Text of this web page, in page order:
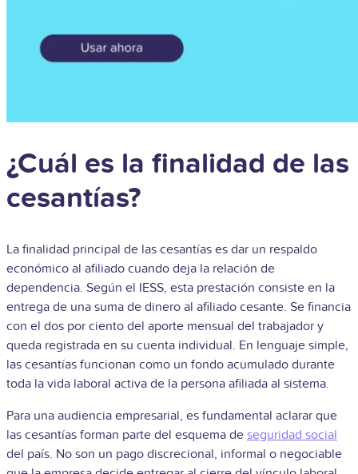
¿Cuál es la finalidad de las
cesantías?
La finalidad principal de las cesantías es dar un respaldo
económico al afiliado cuando deja la relación de
dependencia. Según el IESS, esta prestación consiste en la
entrega de una suma de dinero al afiliado cesante. Se financia
con el dos por ciento del aporte mensual del trabajador y
queda registrada en su cuenta individual. En lenguaje simple,
las cesantías funcionan como un fondo acumulado durante
toda la vida laboral activa de la persona afiliada al sistema.
Para una audiencia empresarial, es fundamental aclarar que
las cesantías forman parte del esquema de seguridad social
del país. No son un pago discrecional, informal o negociable